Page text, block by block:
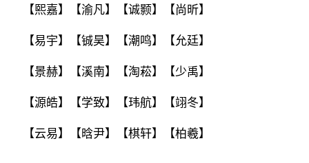
【熙嘉】【渝凡】【诚颢】【尚昕】
【易宇】【铖昊】【潮鸣】【允廷】
【景赫】【溪南】【淘菘】【少禹】
【源皓】【学致】【玮航】【翊冬】
【云易】【晗尹】【棋轩】【柏羲】